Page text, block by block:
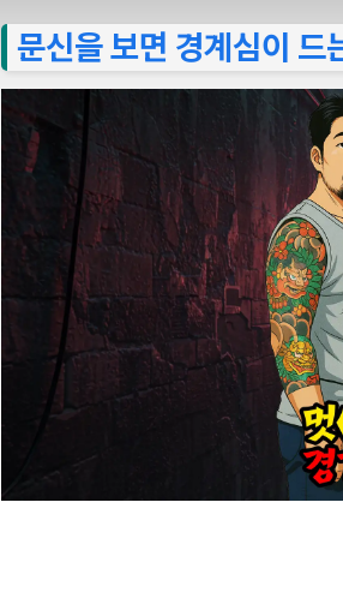
문신을 보면 경계심이 드